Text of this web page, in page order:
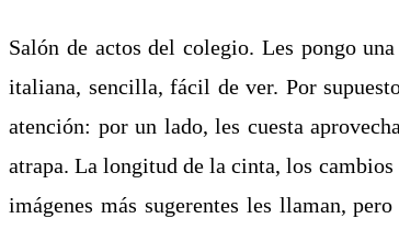
Salón de actos del colegio. Les pongo
italiana, sencilla, fácil de ver. Por
atención: por un lado, les cuesta
atrapa. La longitud de la cinta, los
imágenes más sugerentes les llaman,